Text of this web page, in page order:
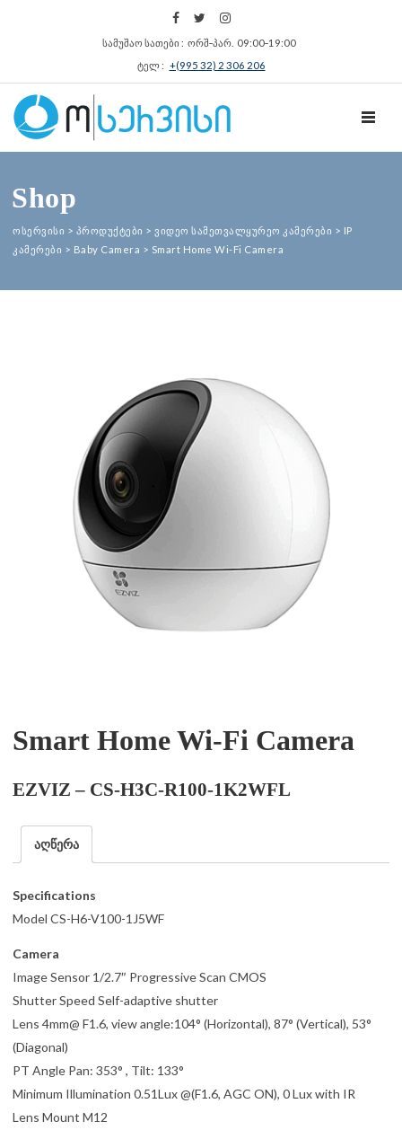
სამუშაო სათები : ორშ‑პარ. 09:00‑19:00
ტელ : +(995 32) 2 306 206
Shop
ოსერვისი > პროდუქტები > ვიდეო სამეთვალყურეო კამერები > IP
კამერები > Baby Camera > Smart Home Wi-Fi Camera
Smart Home Wi-Fi Camera
EZVIZ – CS-H3C-R100-1K2WFL
აღწერა
Specifications
Model CS-H6-V100-1J5WF
Camera
Image Sensor 1/2.7″ Progressive Scan CMOS
Shutter Speed Self-adaptive shutter
Lens 4mm@ F1.6, view angle:104° (Horizontal), 87° (Vertical), 53°
(Diagonal)
PT Angle Pan: 353° , Tilt: 133°
Minimum Illumination 0.51Lux @(F1.6, AGC ON), 0 Lux with IR
Lens Mount M12